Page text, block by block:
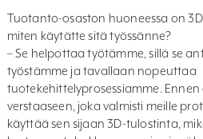
Tuotanto-osaston huoneessa on
miten käytätte sitä työssänne?
– Se helpottaa työtämme, sillä se
työstämme ja tavallaan nopeuttaa
tuotekehittelyprosessiamme.
verstaaseen, joka valmisti meille
käyttää sen sijaan 3D-tulostinta,